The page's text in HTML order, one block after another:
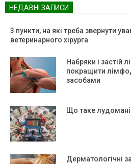
НЕДАВНІ ЗАПИСИ
3 пункти, на які треба звернути
ветеринарного хірурга
Набряки і застій
покращити
засобами
Що таке
Дерматологічні